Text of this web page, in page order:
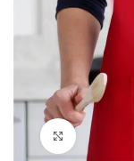
Padidinti